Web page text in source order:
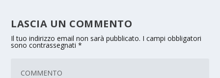
LASCIA UN COMMENTO
Il tuo indirizzo email non sarà pubblicato. I campi obbligatori
sono contrassegnati*